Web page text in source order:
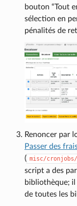
bouton “Tout
sélection en
pénalités de
Renoncer par
Passer des
( misc/
script a des
bibliothèque; il
de toutes les